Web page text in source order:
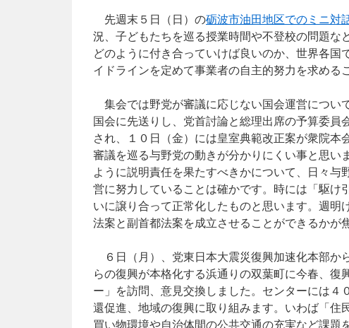
先週末５日（日）の砺波市油田地区でのミニ対
況、子どもたちを巡る授業時間や不登校の問題な
どのように付き合っていけば良いのか、世界各
イドラインを定めて事業者の自主的努力を求める
集会では野党が審議に応じない国会運営につい
国会に先送りし、党首討論と総理出席の予算委
され、１０日（金）には皇室典範改正案が衆院
審議を巡る与野党の動きが分かりにくい事と思
ように説明責任を果たすべきかについて、日々
営に努力していることは確かです。時には「駆け
いに譲り合って正常化したものと思います。週明
法案と副首都法案を成立させることができるかが
６日（月）、党東日本大震災復興加速化本部か
らの復興が本格化する浜通りの双葉町に今春、
ー」を訪問、意見交換しました。センターには
還促進、地域の復興に取り組みます。いわば「住
買い物環境や自治体間の公共交通の充実など課題